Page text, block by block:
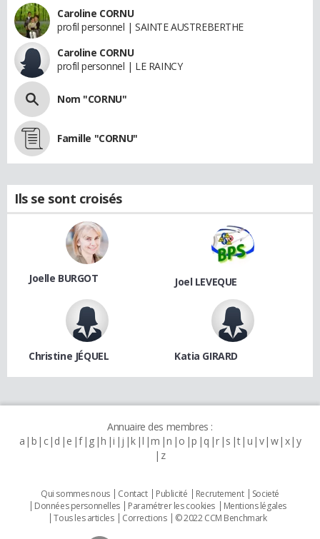
Caroline CORNU
profil personnel | SAINTE AUSTREBERTHE
Caroline CORNU
profil personnel | LE RAINCY
Nom "CORNU"
Famille "CORNU"
Ils se sont croisés
Joelle BURGOT Joel LEVEQUE
Christine JÉQUEL Katia GIRARD
Annuaire des membres :
a b c d e f g h i j k l m n o p q r s t u v w x y
z
Qui sommes nous Contact Publicité Recrutement
Societé
Données personnelles
Paramétrer les cookies
Mentions légales
Tous les articles
Corrections © 2022 CCM Benchmark